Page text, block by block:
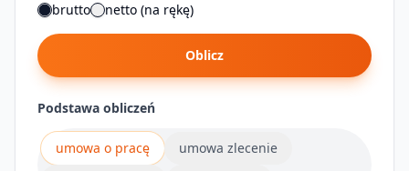
brutto netto (na rękę)
Oblicz
Podstawa obliczeń
umowa o pracę
umowa zlecenie